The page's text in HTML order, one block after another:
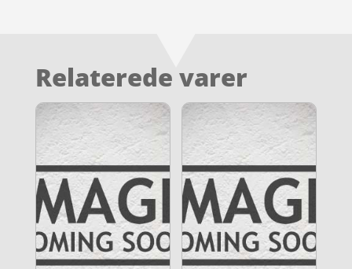
Relaterede varer